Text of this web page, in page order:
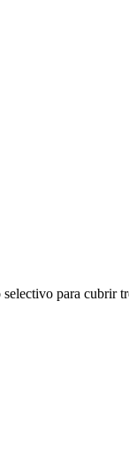
para cubrir